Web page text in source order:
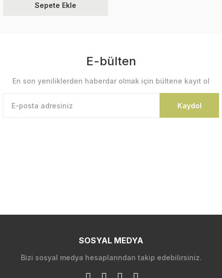
Sepete Ekle
E-bülten
En son yeniliklerden haberdar olmak için bültene kayıt ol
Kaydol
SOSYAL MEDYA
Bizi sosyal medya hesaplarından takip edebilirsiniz.